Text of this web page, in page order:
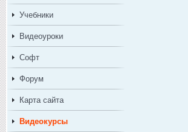
Учебники
Видеоуроки
Софт
Форум
Карта сайта
Видеокурсы